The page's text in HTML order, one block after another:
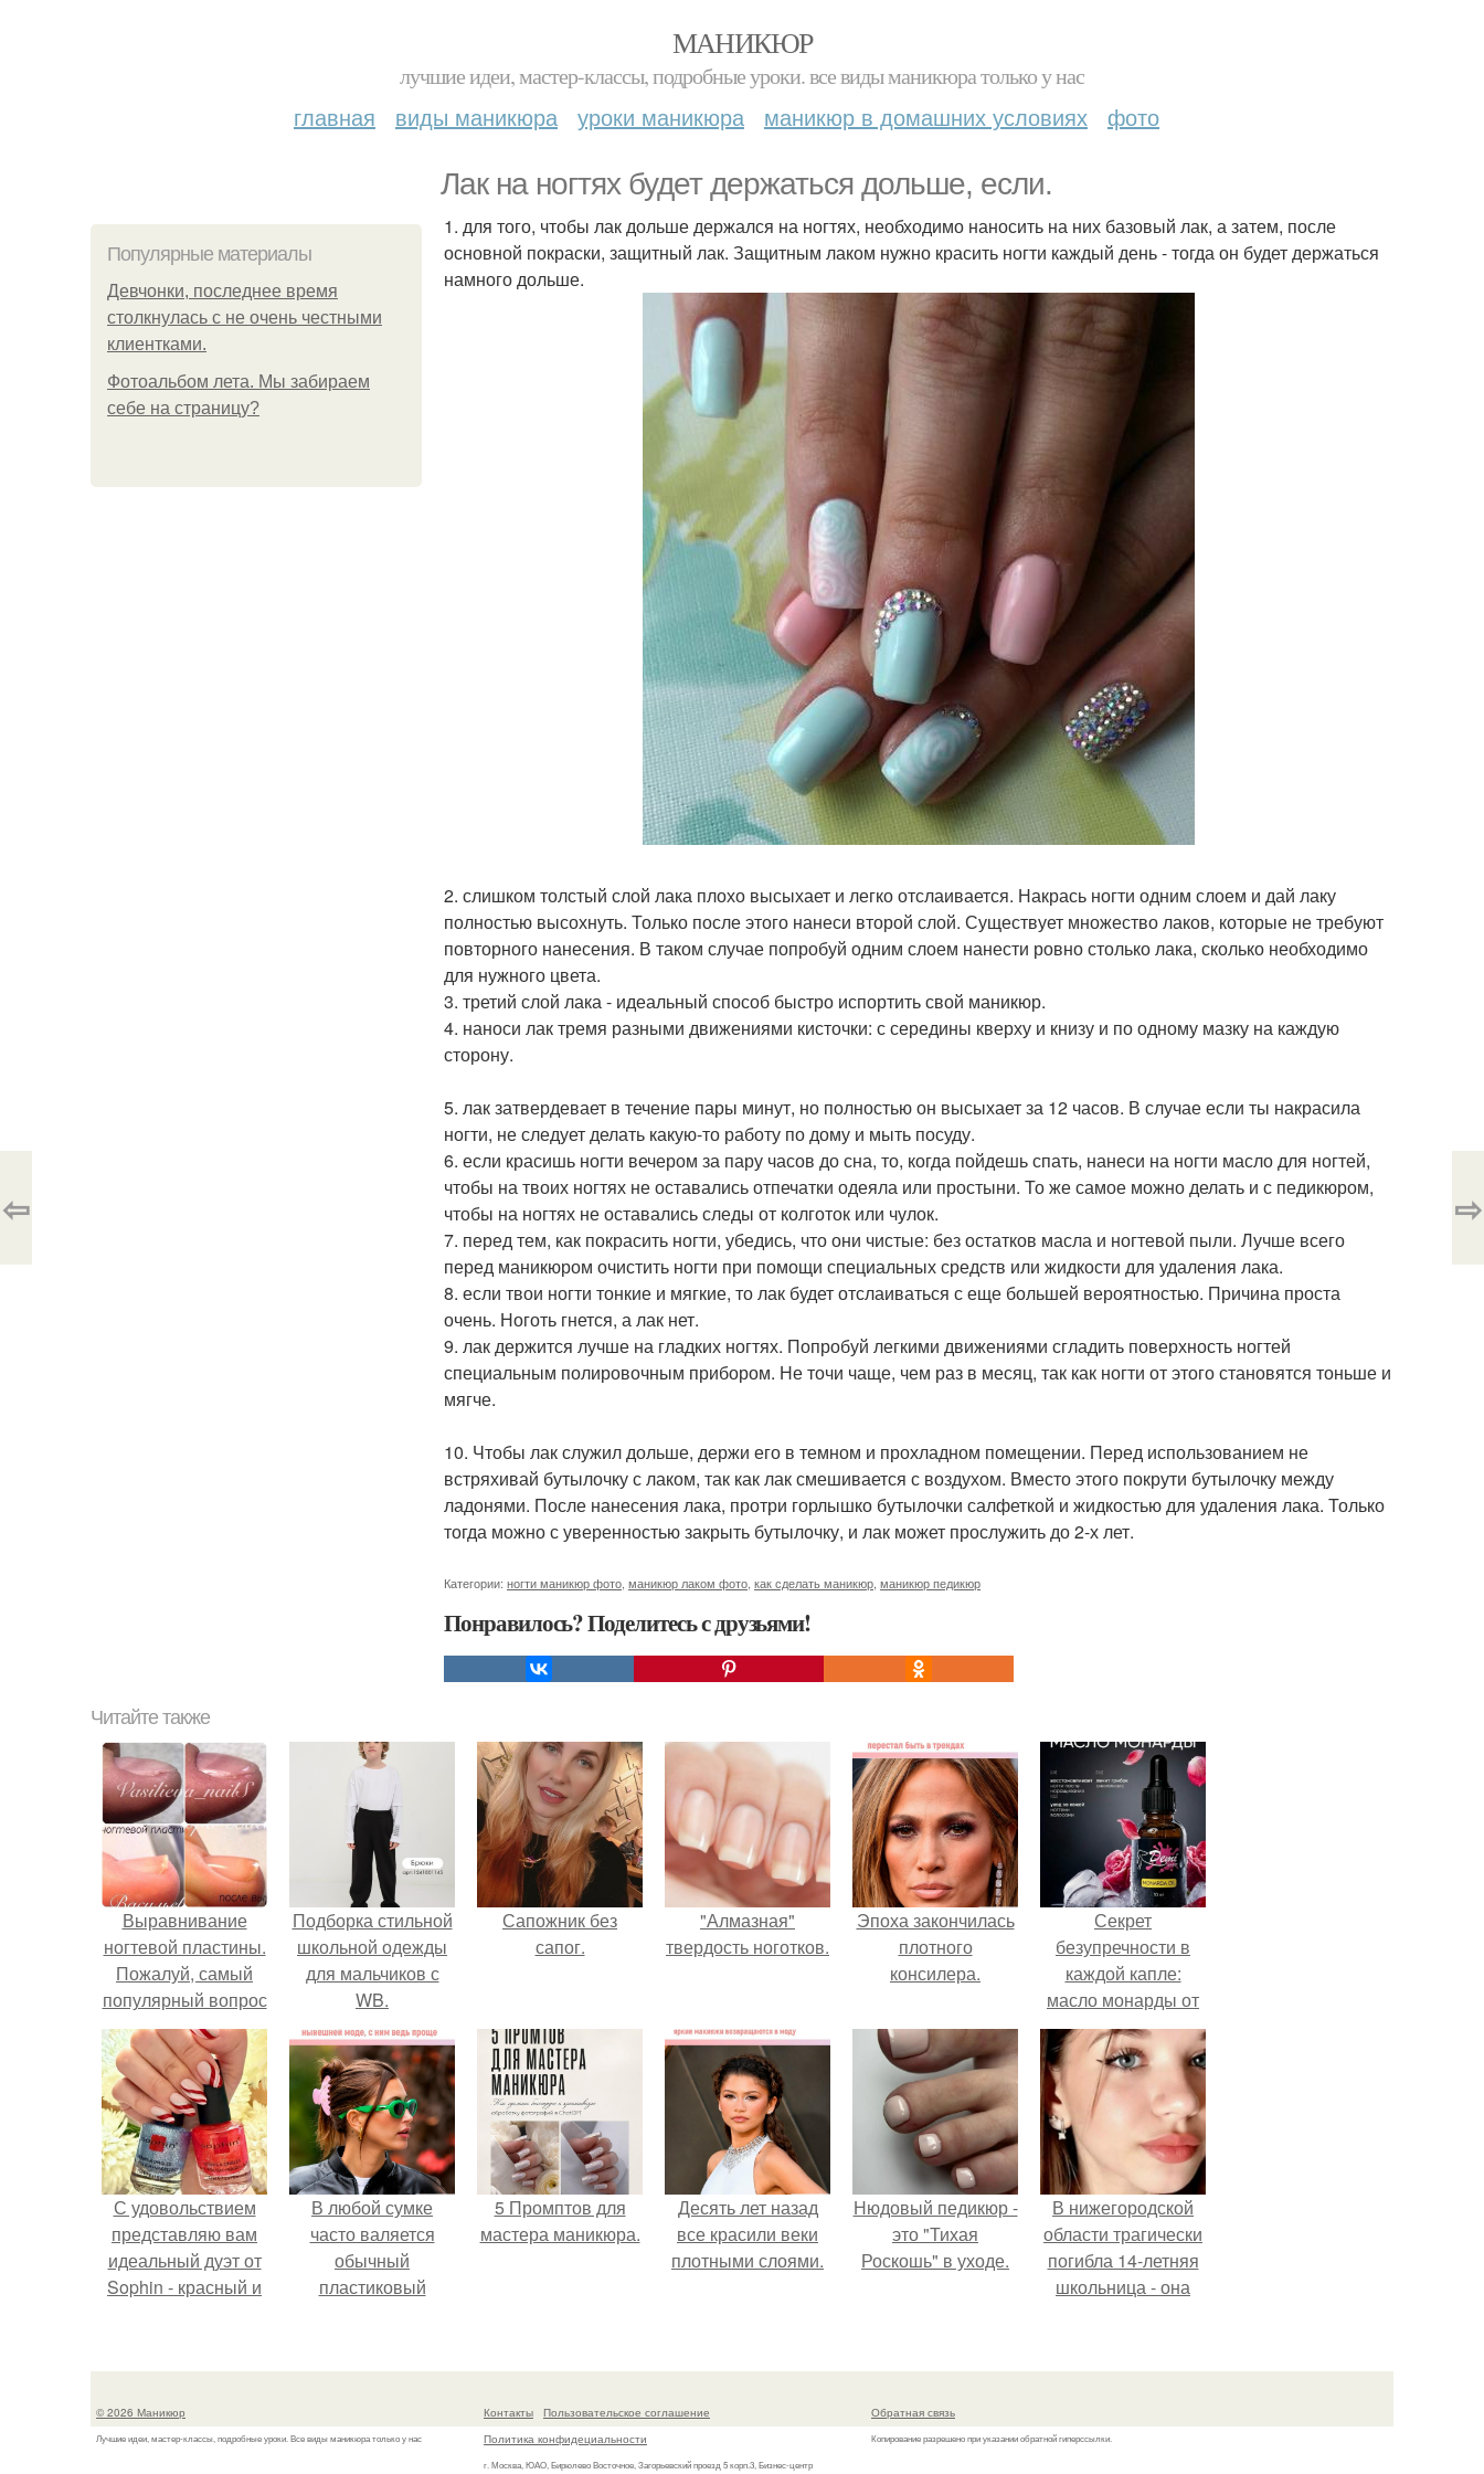
МАНИКЮР
лучшие идеи, мастер-классы, подробные уроки. все виды маникюра только у нас
главная виды маникюра уроки маникюра маникюр в домашних условиях фото
Лак на ногтях будет держаться дольше, если.
Популярные материалы
Девчонки, последнее время
столкнулась с не очень честными
клиентками.
Фотоальбом лета. Мы забираем
себе на страницу?
1. для того, чтобы лак дольше держался на ногтях, необходимо наносить на них базовый лак, а затем, после
основной покраски, защитный лак. Защитным лаком нужно красить ногти каждый день - тогда он будет держаться
намного дольше.
2. слишком толстый слой лака плохо высыхает и легко отслаивается. Накрась ногти одним слоем и дай лаку
полностью высохнуть. Только после этого нанеси второй слой. Существует множество лаков, которые не требуют
повторного нанесения. В таком случае попробуй одним слоем нанести ровно столько лака, сколько необходимо
для нужного цвета.
3. третий слой лака - идеальный способ быстро испортить свой маникюр.
4. наноси лак тремя разными движениями кисточки: с середины кверху и книзу и по одному мазку на каждую
сторону.
5. лак затвердевает в течение пары минут, но полностью он высыхает за 12 часов. В случае если ты накрасила
ногти, не следует делать какую-то работу по дому и мыть посуду.
6. если красишь ногти вечером за пару часов до сна, то, когда пойдешь спать, нанеси на ногти масло для ногтей,
чтобы на твоих ногтях не оставались отпечатки одеяла или простыни. То же самое можно делать и с педикюром,
чтобы на ногтях не оставались следы от колготок или чулок.
7. перед тем, как покрасить ногти, убедись, что они чистые: без остатков масла и ногтевой пыли. Лучше всего
перед маникюром очистить ногти при помощи специальных средств или жидкости для удаления лака.
8. если твои ногти тонкие и мягкие, то лак будет отслаиваться с еще большей вероятностью. Причина проста
очень. Ноготь гнется, а лак нет.
9. лак держится лучше на гладких ногтях. Попробуй легкими движениями сгладить поверхность ногтей
специальным полировочным прибором. Не точи чаще, чем раз в месяц, так как ногти от этого становятся тоньше и
мягче.
10. Чтобы лак служил дольше, держи его в темном и прохладном помещении. Перед использованием не
встряхивай бутылочку с лаком, так как лак смешивается с воздухом. Вместо этого покрути бутылочку между
ладонями. После нанесения лака, протри горлышко бутылочки салфеткой и жидкостью для удаления лака. Только
тогда можно с уверенностью закрыть бутылочку, и лак может прослужить до 2-х лет.
Категории: ногти маникюр фото маникюр лаком фото как сделать маникюр маникюр педикюр
Понравилось? Поделитесь с друзьями!
⇦ ⇨
Читайте также
Выравнивание
ногтевой пластины.
Пожалуй, самый
популярный вопрос
среди клиентов:
"что такое
выравнивание
ногтевой пластины
и для чего это
нужно
Подборка стильной
школьной одежды
для мальчиков с
WB.
Сапожник без
сапог.
"Алмазная"
твердость ноготков.
Эпоха закончилась
плотного
консилера.
Секрет
безупречности в
каждой капле:
масло монарды от
Demi Sweet.
С удовольствием
представляю вам
идеальный дуэт от
Sophin - красный и
номер 0262.
В любой сумке
часто валяется
обычный
пластиковый
5 Промптов для
мастера маникюра.
Десять лет назад
все красили веки
плотными слоями.
Нюдовый педикюр -
это "Тихая
Роскошь" в уходе.
В нижегородской
области трагически
погибла 14-летняя
школьница - она
к контрольной по
© 2026 Маникюр
Лучшие идеи, мастер-классы, подробные уроки. Все виды маникюра только у нас
Контакты
Пользовательское соглашение
Политика конфидециальности
г. Москва, ЮАО, Бирюлево Восточное, Загорьевский проезд 5 корп.3, Бизнес-центр
Обратная связь
Копирование разрешено при указании обратной гиперссылки.